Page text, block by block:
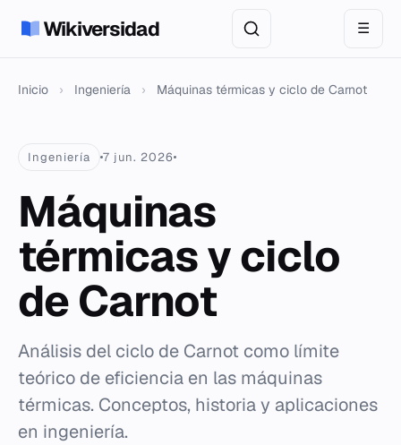
Wikiversidad ☰
Inicio › Ingeniería › Máquinas térmicas y ciclo de Carnot
Ingeniería 7 jun. 2026
Máquinas
térmicas y ciclo
de Carnot
Análisis del ciclo de Carnot como límite
teórico de eficiencia en las máquinas
térmicas. Conceptos, historia y aplicaciones
en ingeniería.